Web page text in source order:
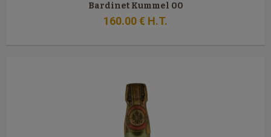
Bardinet Kummel 00
160.00€ H.T.